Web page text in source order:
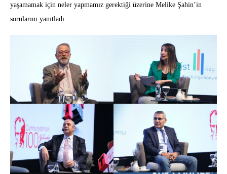
yaşamamak için neler yapmamız gerektiği üzerine Melike Şahin’in
sorularını yanıtladı.